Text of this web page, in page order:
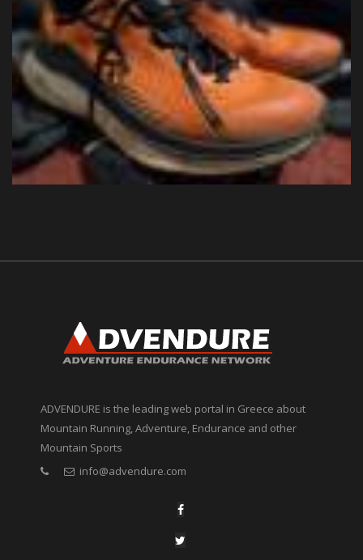
ADVENDURE is the leading web portal in Greece about
Mountain Running, Adventure, Endurance and other
Mountain Sports
info@advendure.com